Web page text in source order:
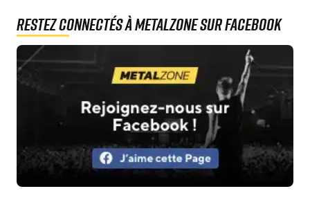
Restez connectés à MetalZone sur Facebook